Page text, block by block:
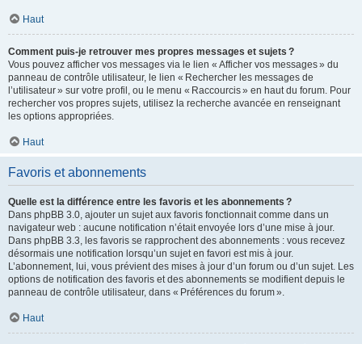
Haut
Comment puis-je retrouver mes propres messages et sujets ?
Vous pouvez afficher vos messages via le lien « Afficher vos messages » du
panneau de contrôle utilisateur, le lien « Rechercher les messages de
l’utilisateur » sur votre profil, ou le menu « Raccourcis » en haut du forum. Pour
rechercher vos propres sujets, utilisez la recherche avancée en renseignant
les options appropriées.
Haut
Favoris et abonnements
Quelle est la différence entre les favoris et les abonnements ?
Dans phpBB 3.0, ajouter un sujet aux favoris fonctionnait comme dans un
navigateur web : aucune notification n’était envoyée lors d’une mise à jour.
Dans phpBB 3.3, les favoris se rapprochent des abonnements : vous recevez
désormais une notification lorsqu’un sujet en favori est mis à jour.
L’abonnement, lui, vous prévient des mises à jour d’un forum ou d’un sujet. Les
options de notification des favoris et des abonnements se modifient depuis le
panneau de contrôle utilisateur, dans « Préférences du forum ».
Haut